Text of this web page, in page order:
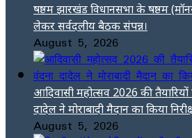
षष्ठम झारखंड विधानसभा के षष्ठम
लेकर सर्वदलीय बैठक संपन्न।
August 5, 2026
आदिवासी महोत्सव 2026 की
दादेल ने मोराबादी मैदान का किया
August 5, 2026